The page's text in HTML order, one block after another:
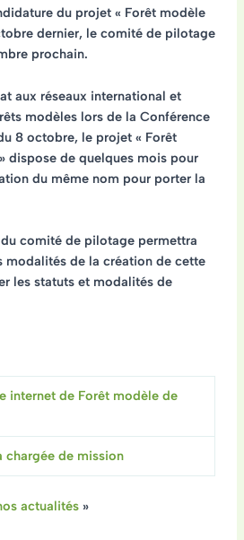
du projet « Forêt modèle
dernier, le comité de pilotage
prochain.
aux réseaux international et
modèles lors de la Conférence
8 octobre, le projet « Forêt
dispose de quelques mois pour
du même nom pour porter la
comité de pilotage permettra
modalités de la création de cette
les statuts et modalités de
internet de Forêt modèle de
chargée de mission
actualités»